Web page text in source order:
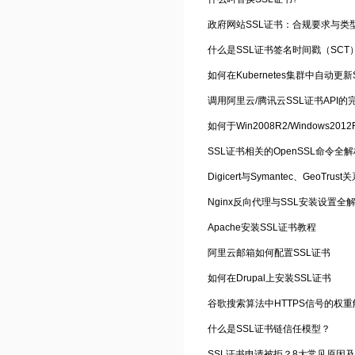
政府网站SSL证书：合规要求与类
什么是SSL证书签名时间戳（SCT
如何在Kubernetes集群中自动更新
调用阿里云/腾讯云SSL证书API的
SSL证书相关的OpenSSL命令全
Digicert与Symantec、GeoTrust关
Nginx反向代理与SSL安装设置全
Apache安装SSL证书教程
阿里云邮箱如何配置SSL证书
如何在Drupal上安装SSL证书
谷歌搜索算法中HTTPS信号的权重
什么是SSL证书链信任模型？